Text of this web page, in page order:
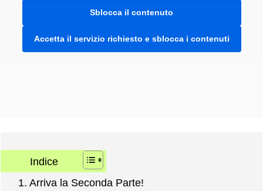
Sblocca il contenuto
Accetta il servizio richiesto e sblocca i contenuti
Indice
Arriva la Seconda Parte!